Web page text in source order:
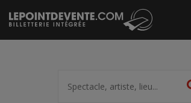
Passer
au
contenu
artiste,
lieu...